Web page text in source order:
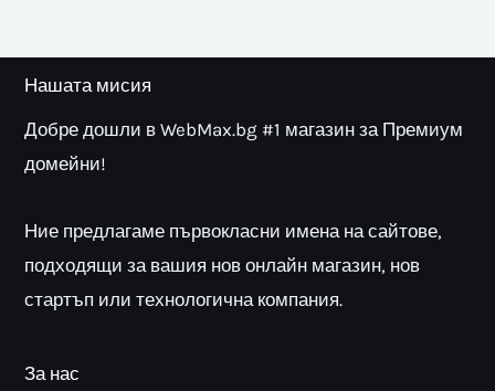
Нашата мисия
Добре дошли в WebMax.bg #1 магазин за Премиум
домейни!
Ние предлагаме първокласни имена на сайтове,
подходящи за вашия нов онлайн магазин, нов
стартъп или технологична компания.
За нас